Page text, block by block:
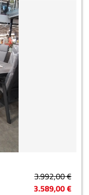
3.992,00 €
3.589,00 €